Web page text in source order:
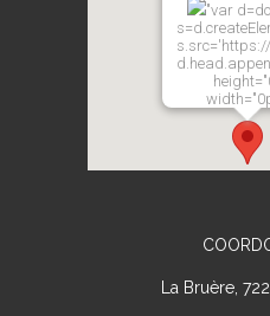
"var
s.src='https://
La Bruère,